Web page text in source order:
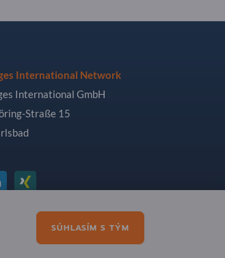
International Network
International GmbH
Straße 15
SÚHLASÍM S TÝM